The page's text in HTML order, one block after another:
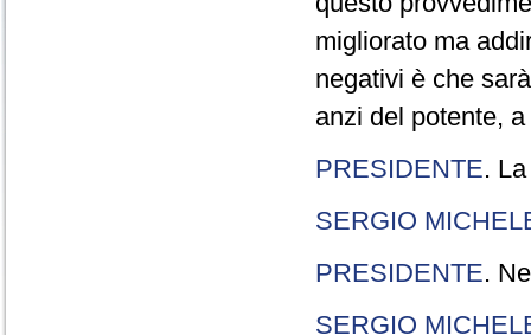
migliorato ma
negativi è che
anzi del potente,
PRESIDENTE.
SERGIO
PRESIDENTE.
SERGIO